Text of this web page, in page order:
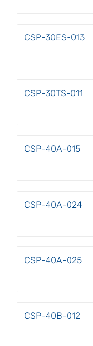
CSP-30ES-013
CSP-30TS-011
CSP-40A-015
CSP-40A-024
CSP-40A-025
CSP-40B-012